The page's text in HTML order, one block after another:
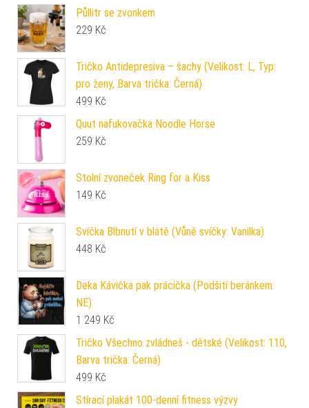
Půllitr se zvonkem
229 Kč
Tričko Antidepresiva – šachy (Velikost: L, Typ:
pro ženy, Barva trička: Černá)
499 Kč
Quut nafukovačka Noodle Horse
259 Kč
Stolní zvoneček Ring for a Kiss
149 Kč
Svíčka Blbnutí v blátě (Vůně svíčky: Vanilka)
448 Kč
Deka Kávička pak prácička (Podšití beránkem:
NE)
1 249 Kč
Tričko Všechno zvládneš - dětské (Velikost: 110,
Barva trička: Černá)
499 Kč
Stírací plakát 100-denní fitness výzvy